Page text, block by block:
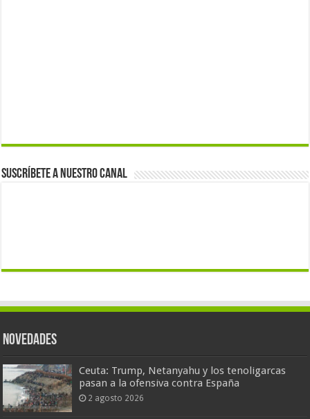
Suscríbete a nuestro canal
Novedades
Ceuta: Trump, Netanyahu y los tenoligarcas
pasan a la ofensiva contra España
2 agosto 2026